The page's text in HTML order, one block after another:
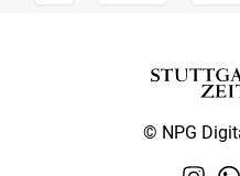
© NPG